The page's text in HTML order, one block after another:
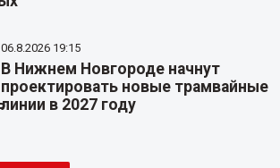
06.8.2026 19:15
В Нижнем Новгороде начнут
проектировать новые трамвайные
линии в 2027 году